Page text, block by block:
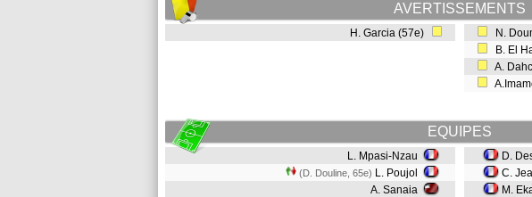
AVERTISSEMENTS
H. Garcia (57e)
N.
B. El
A.
EQUIPES
L. Mpasi-Nzau
(D. Douline, 65e) L. Poujol
A. Sanaia
D.
C.
M.